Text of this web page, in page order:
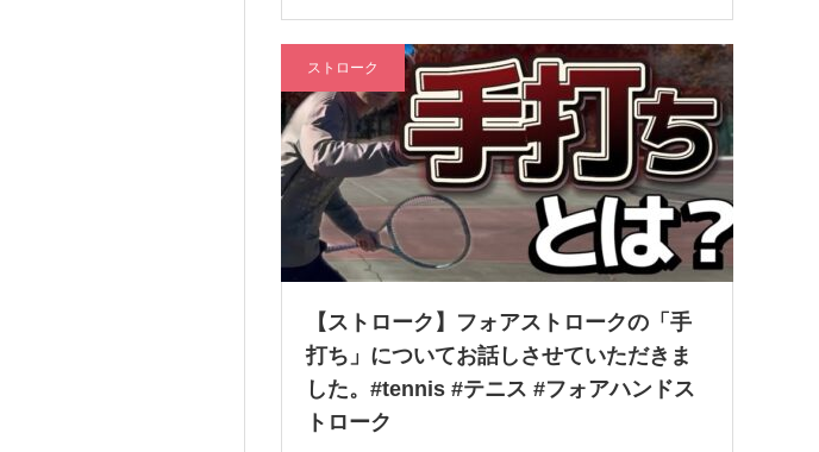
ストローク
【ストローク】フォアストロークの「手
打ち」についてお話しさせていただきま
した。#tennis #テニス #フォアハンドス
トローク